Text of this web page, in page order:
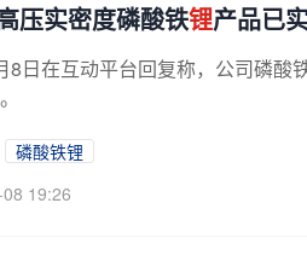
压实密度磷酸铁锂产品已
8日在互动平台回复称，公司磷酸
磷酸铁锂
19:26